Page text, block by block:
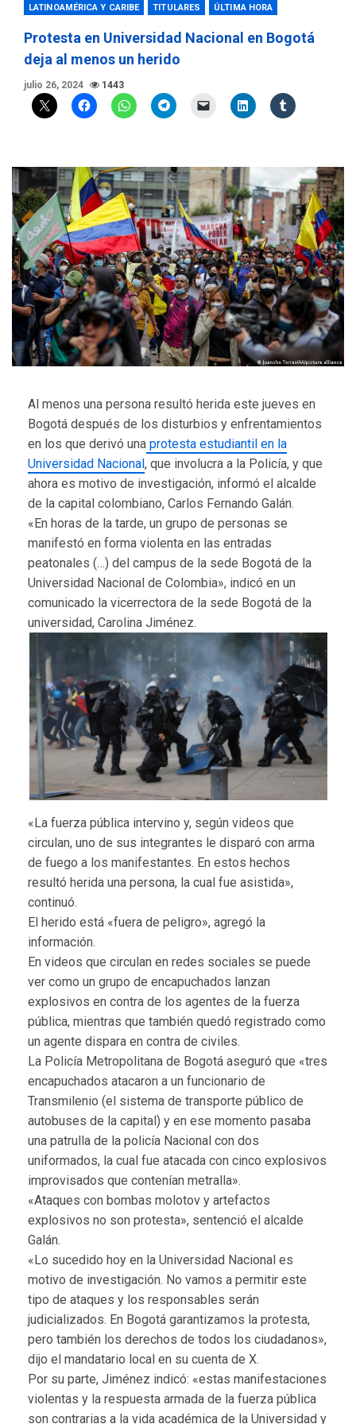
LATINOAMÉRICA Y CARIBE TITULARES ÚLTIMA HORA
Protesta en Universidad Nacional en Bogotá
deja al menos un herido
julio 26, 2024 1443
Al menos una persona resultó herida este jueves en
Bogotá después de los disturbios y enfrentamientos
en los que derivó una protesta estudiantil en la
Universidad Nacional, que involucra a la Policía, y que
ahora es motivo de investigación, informó el alcalde
de la capital colombiano, Carlos Fernando Galán.
«En horas de la tarde, un grupo de personas se
manifestó en forma violenta en las entradas
peatonales (…) del campus de la sede Bogotá de la
Universidad Nacional de Colombia», indicó en un
comunicado la vicerrectora de la sede Bogotá de la
universidad, Carolina Jiménez.
«La fuerza pública intervino y, según videos que
circulan, uno de sus integrantes le disparó con arma
de fuego a los manifestantes. En estos hechos
resultó herida una persona, la cual fue asistida»,
continuó.
El herido está «fuera de peligro», agregó la
información.
En videos que circulan en redes sociales se puede
ver como un grupo de encapuchados lanzan
explosivos en contra de los agentes de la fuerza
pública, mientras que también quedó registrado como
un agente dispara en contra de civiles.
La Policía Metropolitana de Bogotá aseguró que «tres
encapuchados atacaron a un funcionario de
Transmilenio (el sistema de transporte público de
autobuses de la capital) y en ese momento pasaba
una patrulla de la policía Nacional con dos
uniformados, la cual fue atacada con cinco explosivos
improvisados que contenían metralla».
«Ataques con bombas molotov y artefactos
explosivos no son protesta», sentenció el alcalde
Galán.
«Lo sucedido hoy en la Universidad Nacional es
motivo de investigación. No vamos a permitir este
tipo de ataques y los responsables serán
judicializados. En Bogotá garantizamos la protesta,
pero también los derechos de todos los ciudadanos»,
dijo el mandatario local en su cuenta de X.
Por su parte, Jiménez indicó: «estas manifestaciones
violentas y la respuesta armada de la fuerza pública
son contrarias a la vida académica de la Universidad y